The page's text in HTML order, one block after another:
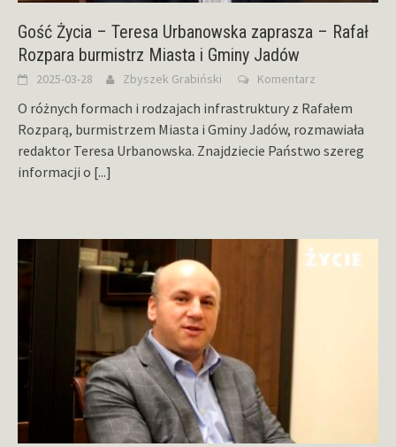
Gość Życia – Teresa Urbanowska zaprasza – Rafał
Rozpara burmistrz Miasta i Gminy Jadów
2025-03-28 Zbyszek Grabiński Komentarz
O różnych formach i rodzajach infrastruktury z Rafałem
Rozparą, burmistrzem Miasta i Gminy Jadów, rozmawiała
redaktor Teresa Urbanowska. Znajdziecie Państwo szereg
informacji o [...]